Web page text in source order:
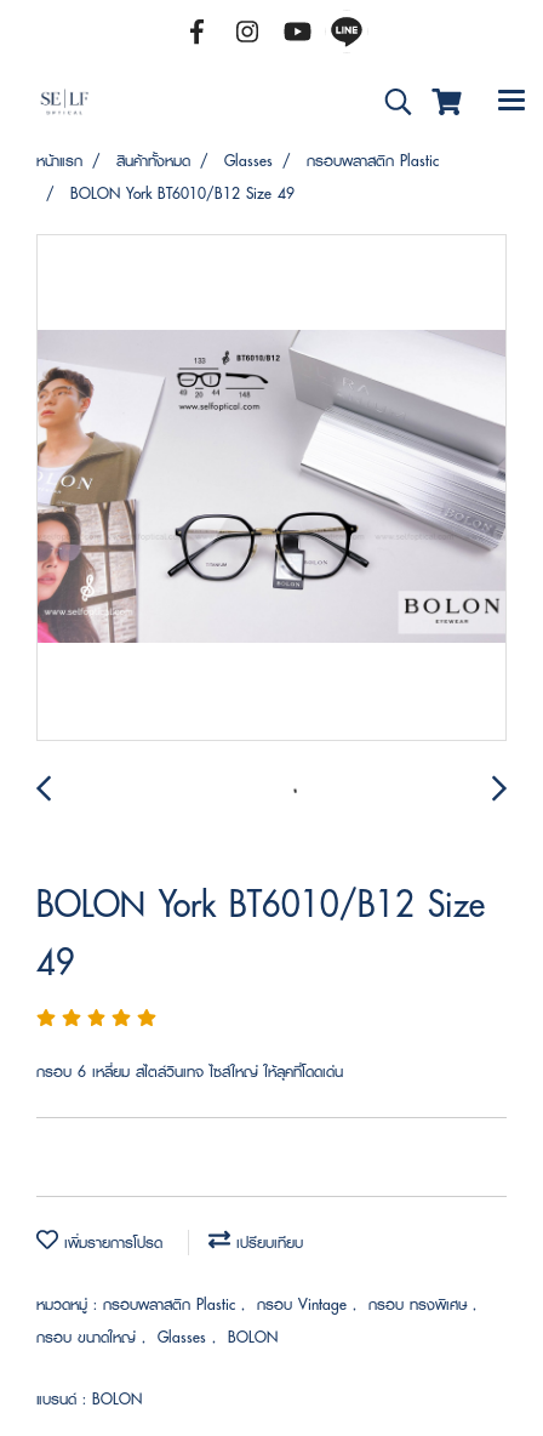
หน้าแรก สินค้าทั้งหมด Glasses
กรอบพลาสติก Plastic
BOLON York BT6010/B12 Size 49
BOLON York BT6010/B12 Size
49
กรอบ 6 เหลี่ยม สไตล์วินเทจ ไซส์ใหญ่ ให้ลุคที่โดดเด่น
เพิ่มรายการโปรด เปรียบเทียบ
หมวดหมู่ : กรอบพลาสติก Plastic , กรอบ Vintage , กรอบ ทรงพิเศษ,
กรอบ ขนาดใหญ่ , Glasses , BOLON
แบรนด์ : BOLON